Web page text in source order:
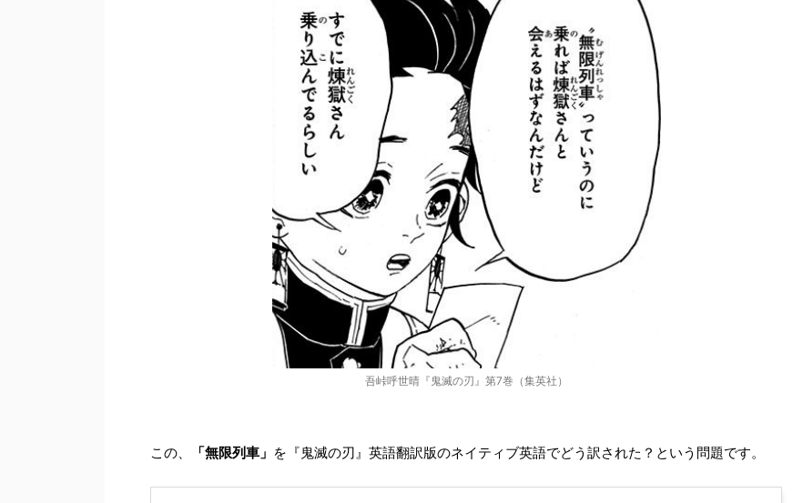
吾峠呼世晴『鬼滅の刃』第7巻（集英社）
この、 「無限列車」 を『鬼滅の刃』英語翻訳版のネイティブ英語でどう訳された？という問題です。